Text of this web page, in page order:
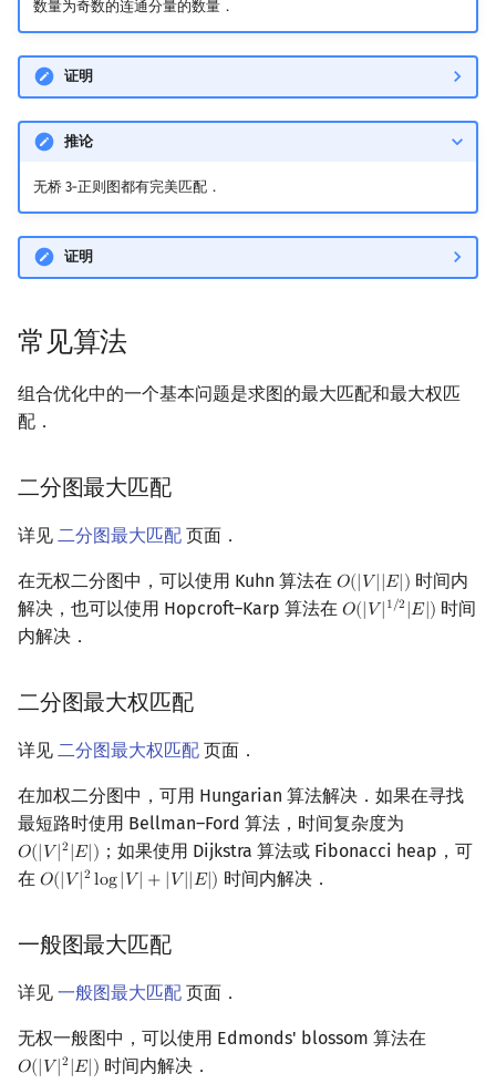
数量为奇数的连通分量的数量．
证明
推论
无桥 3‑正则图都有完美匹配．
证明
常见算法
组合优化中的一个基本问题是求图的最大匹配和最大权匹
配．
二分图最大匹配
详见 二分图最大匹配 页面．
在无权二分图中，可以使用 Kuhn 算法在 𝑂(|𝑉||𝐸|)
O(| V| E| ) 时间内
解决，也可以使用 Hopcroft–Karp 算法在 𝑂(|𝑉|1/2|𝐸|)
O(| V| 1/2 |E ) 时间
内解决．
二分图最大权匹配
详见 二分图最大权匹配 页面．
在加权二分图中，可用 Hungarian 算法解决．如果在寻找
最短路时使用 Bellman–Ford 算法，时间复杂度为
𝑂(|𝑉|2|𝐸|)
O(| V| 2 E| ) ；如果使用 Dijkstra 算法或 Fibonacci heap，可
在 𝑂(|𝑉|2 log|𝑉| + |𝑉||𝐸|)
O(| V| 2 log| V| |V |E ) 时间内解决．
一般图最大匹配
详见 一般图最大匹配 页面．
无权一般图中，可以使用 Edmonds' blossom 算法在
𝑂(|𝑉|2|𝐸|)
O(| V| 2 E| ) 时间内解决．